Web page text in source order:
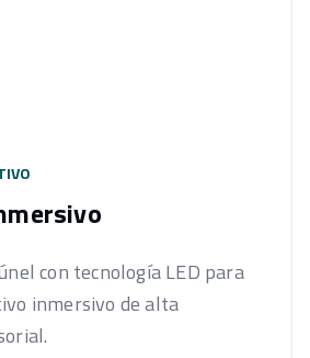
con tecnología LED para
inmersivo de alta